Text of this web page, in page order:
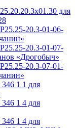
для
20.3-01-06-
20.3-01-07-
«Дрогобыч»
20.3-07-01-
1 1 для
1 4 для
1 4 для